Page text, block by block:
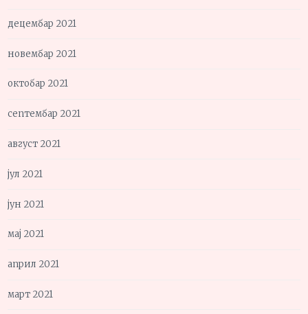
децембар 2021
новембар 2021
октобар 2021
септембар 2021
август 2021
јул 2021
јун 2021
мај 2021
април 2021
март 2021